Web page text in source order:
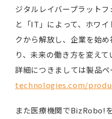
ジタルレイバープラットフ
と「IT」によって、ホワ
クから解放し、企業を始
り、未来の働き方を変えて
詳細につきましては製品ペ
technologies.com/
また医療機関でBizRobo!